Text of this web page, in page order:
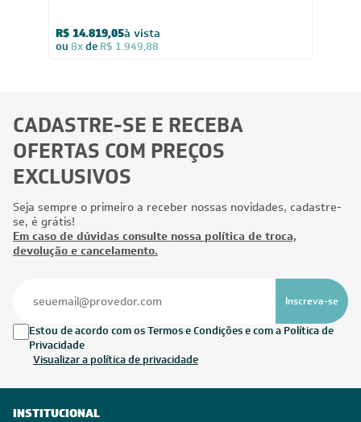
R$ 14.819,05à vista
ou 8xde R$ 1.949,88
CADASTRE-SE E RECEBA
OFERTAS COM PREÇOS
EXCLUSIVOS
Seja sempre o primeiro a receber nossas novidades, cadastre-
se, é grátis!
Em caso de dúvidas consulte nossa política de troca,
devolução e cancelamento.
Inscreva-se
Estou de acordo com os Termos e Condições e com a Política de
Privacidade
Visualizar a política de privacidade
INSTITUCIONAL